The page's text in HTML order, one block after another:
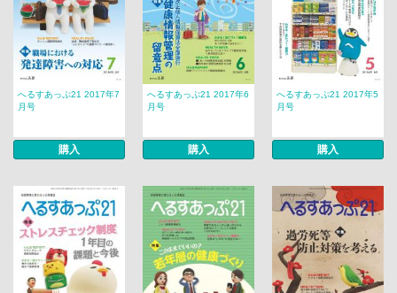
へるすあっぷ21 2017年7
月号
購入
へるすあっぷ21 2017年6
月号
購入
へるすあっぷ21 2017年5
月号
購入